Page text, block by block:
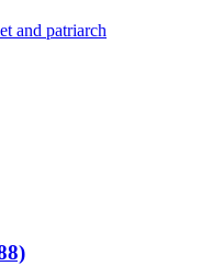
and patriarch